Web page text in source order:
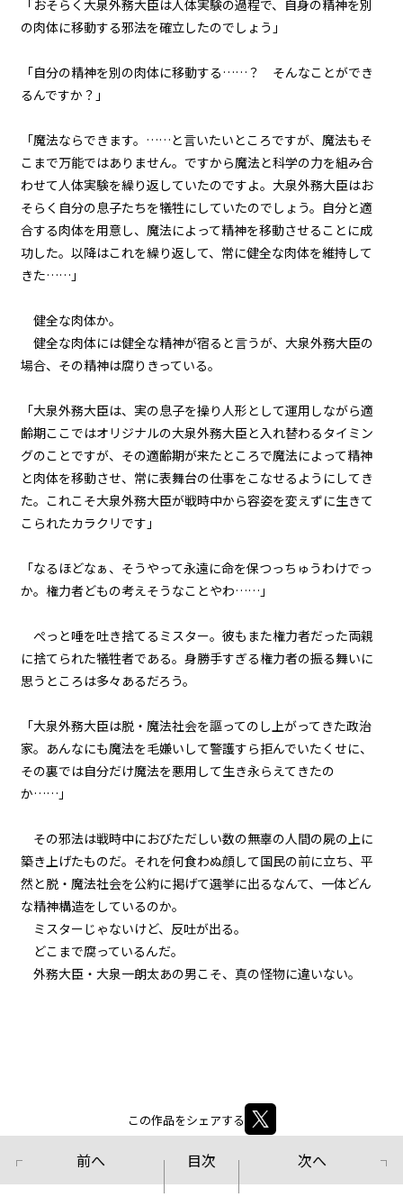
背景色
組み方向
横組み
第１話
＜２２＞
第１話
『Serial killer（連続殺人鬼）』
＜２３＞
第１話
第２話
『Monsters（怪物たち）』＜１
＞
第２話
『Monsters（怪物たち）』＜２
＞
第２話
『Monsters（怪物たち）』＜３
第２話
『Monsters（怪物たち）』＜４
＞
第２話
『Monsters（怪物たち）』＜５
＞
第２話
『Monsters（怪物たち）』＜６
＞
＞
第２話
『Monsters（怪物たち）』＜８
＞
第２話
『Monsters（怪物たち）』＜９
『Monsters（怪物たち）』＜１
第２話
「おそらく大泉外務大臣は人体実験の過程で、自身の精神を別
の肉体に移動する邪法を確立したのでしょう」
「自分の精神を別の肉体に移動する……？ そんなことができ
るんですか？」
「魔法ならできます。……と言いたいところですが、魔法もそ
こまで万能ではありません。ですから魔法と科学の力を組み合
わせて人体実験を繰り返していたのですよ。大泉外務大臣はお
そらく自分の息子たちを犠牲にしていたのでしょう。自分と適
合する肉体を用意し、魔法によって精神を移動させることに成
功した。以降はこれを繰り返して、常に健全な肉体を維持して
きた……」
健全な肉体か。
健全な肉体には健全な精神が宿ると言うが、大泉外務大臣の
場合、その精神は腐りきっている。
「大泉外務大臣は、実の息子を操り人形として運用しながら適
齢期――ここではオリジナルの大泉外務大臣と入れ替わるタイミン
グのことですが、その適齢期が来たところで魔法によって精神
と肉体を移動させ、常に表舞台の仕事をこなせるようにしてき
た。これこそ大泉外務大臣が戦時中から容姿を変えずに生きて
こられたカラクリです」
「なるほどなぁ、そうやって永遠に命を保つっちゅうわけでっ
か。権力者どもの考えそうなことやわ……」
ぺっと唾を吐き捨てるミスター。彼もまた権力者だった両親
に捨てられた犠牲者である。身勝手すぎる権力者の振る舞いに
思うところは多々あるだろう。
「大泉外務大臣は脱・魔法社会を謳ってのし上がってきた政治
家。あんなにも魔法を毛嫌いして警護すら拒んでいたくせに、
その裏では自分だけ魔法を悪用して生き永らえてきたの
か……」
その邪法は戦時中におびただしい数の無辜の人間の屍の上に
築き上げたものだ。それを何食わぬ顔して国民の前に立ち、平
然と脱・魔法社会を公約に掲げて選挙に出るなんて、一体どん
な精神構造をしているのか。
ミスターじゃないけど、反吐が出る。
どこまで腐っているんだ。
外務大臣・大泉一朗太――あの男こそ、真の怪物に違いない。
この作品をシェアする
前へ 目次 次へ